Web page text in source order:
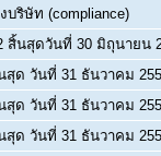
ริษัท (compliance)
สิ้นสุดวันที่ 30 มิถุนายน
สุด วันที่ 31 ธันวาคม
สุด วันที่ 31 ธันวาคม
สุด วันที่ 31 ธันวาคม